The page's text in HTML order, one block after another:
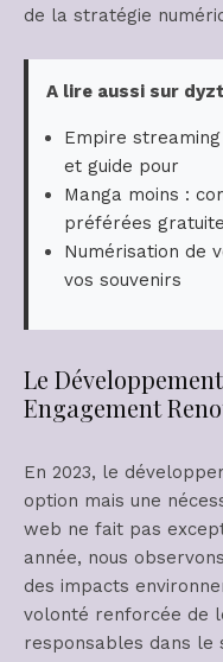
de la stratégie
A lire aussi sur
Empire
et guide pour
Manga moins :
préférées
Numérisation de
vos souvenirs
Le
Engagement
En 2023, le
option mais une
web ne fait pas
année, nous
des impacts
volonté renforcée de
responsables dans le